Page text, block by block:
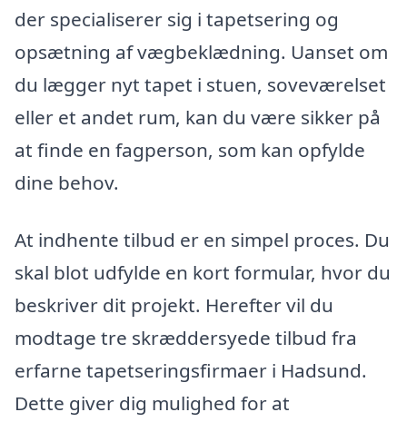
der specialiserer sig i tapetsering og
opsætning af vægbeklædning. Uanset om
du lægger nyt tapet i stuen, soveværelset
eller et andet rum, kan du være sikker på
at finde en fagperson, som kan opfylde
dine behov.
At indhente tilbud er en simpel proces. Du
skal blot udfylde en kort formular, hvor du
beskriver dit projekt. Herefter vil du
modtage tre skræddersyede tilbud fra
erfarne tapetseringsfirmaer i Hadsund.
Dette giver dig mulighed for at